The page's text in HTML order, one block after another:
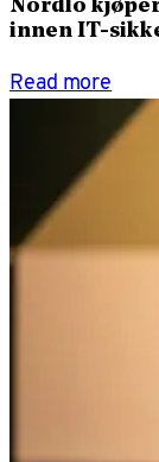
Nordlo
innen IT-
Read more